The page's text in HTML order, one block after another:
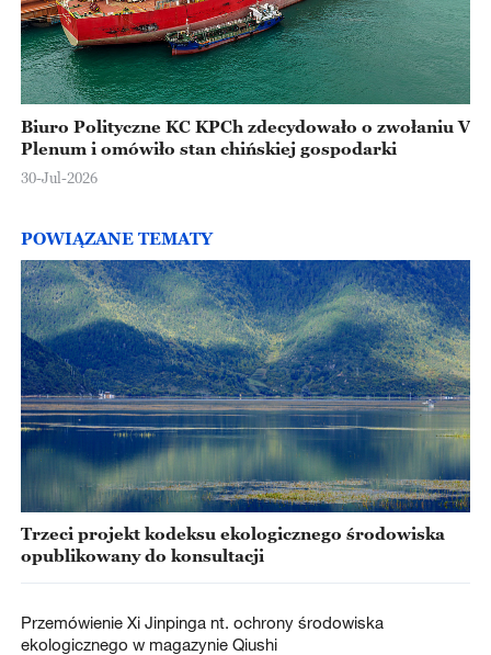
Biuro Polityczne KC KPCh zdecydowało o zwołaniu V
Plenum i omówiło stan chińskiej gospodarki
30-Jul-2026
POWIĄZANE TEMATY
Trzeci projekt kodeksu ekologicznego środowiska
opublikowany do konsultacji
Przemówienie Xi Jinpinga nt. ochrony środowiska
ekologicznego w magazynie Qiushi